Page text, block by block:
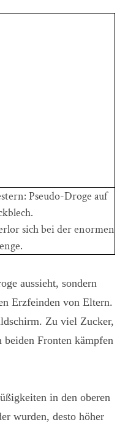
Pseudo-Droge auf
sich bei der enormen
aussieht, sondern
Erzfeinden von Eltern.
Zu viel Zucker,
Fronten kämpfen
in den oberen
wurden, desto höher